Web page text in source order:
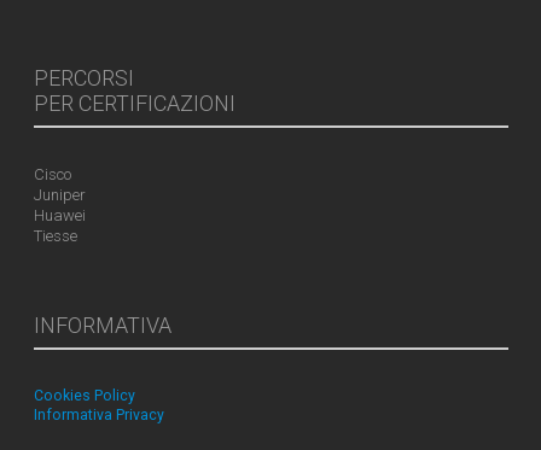
PERCORSI
PER CERTIFICAZIONI
Cisco
Juniper
Huawei
Tiesse
INFORMATIVA
Cookies Policy
Informativa Privacy